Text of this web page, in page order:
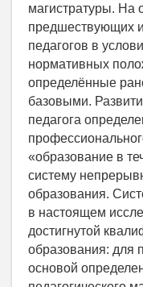
магистратуры. На
предшествующих
педагогов в
нормативных
определённые
базовыми.
педагога
«образование в
систему
образования.
в настоящем
достигнутой
образования: для
основой